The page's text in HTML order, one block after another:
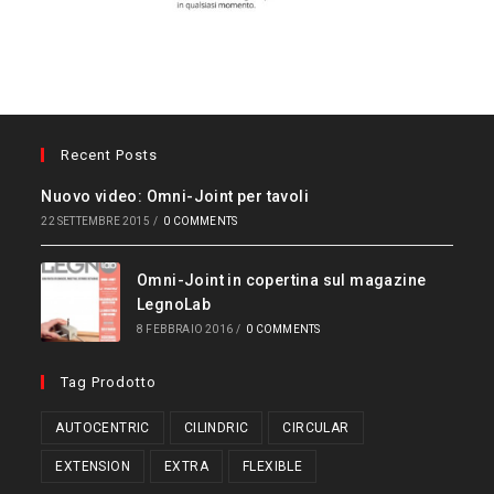
Recent Posts
Nuovo video: Omni-Joint per tavoli
22 SETTEMBRE 2015 / 0 COMMENTS
Omni-Joint in copertina sul magazine
LegnoLab
8 FEBBRAIO 2016 / 0 COMMENTS
Tag Prodotto
AUTOCENTRIC CILINDRIC CIRCULAR
EXTENSION EXTRA FLEXIBLE